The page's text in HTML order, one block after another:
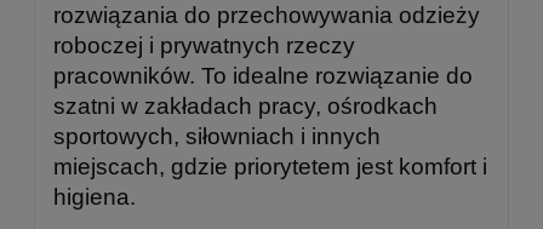
rozwiązania do przechowywania odzieży
roboczej i prywatnych rzeczy
pracowników. To idealne rozwiązanie do
szatni w zakładach pracy, ośrodkach
sportowych, siłowniach i innych
miejscach, gdzie priorytetem jest komfort i
higiena.